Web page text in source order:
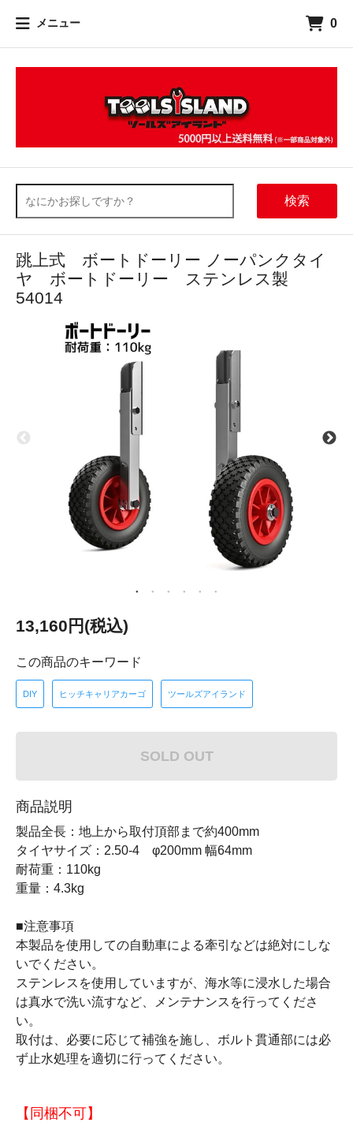
メニュー 0
検索
跳上式 ボートドーリー ノーパンクタイ
ヤ ボートドーリー ステンレス製
54014
13,160円(税込)
この商品のキーワード
DIY ヒッチキャリアカーゴ ツールズアイランド
SOLD OUT
商品説明
製品全長：地上から取付頂部まで約400mm
タイヤサイズ：2.50-4 φ200mm 幅64mm
耐荷重：110kg
重量：4.3kg
■注意事項
本製品を使用しての自動車による牽引などは絶対にしな
いでください。
ステンレスを使用していますが、海水等に浸水した場合
は真水で洗い流すなど、メンテナンスを行ってくださ
い。
取付は、必要に応じて補強を施し、ボルト貫通部には必
ず止水処理を適切に行ってください。
【同梱不可】